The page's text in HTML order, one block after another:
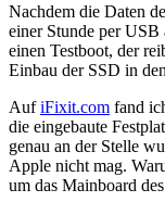
Nachdem die Daten
einer Stunde per
einen Testboot, der
Einbau der SSD in
AufiFixit.com fand
die eingebaute
genau an der Stelle
Apple nicht mag.
um das Mainboard